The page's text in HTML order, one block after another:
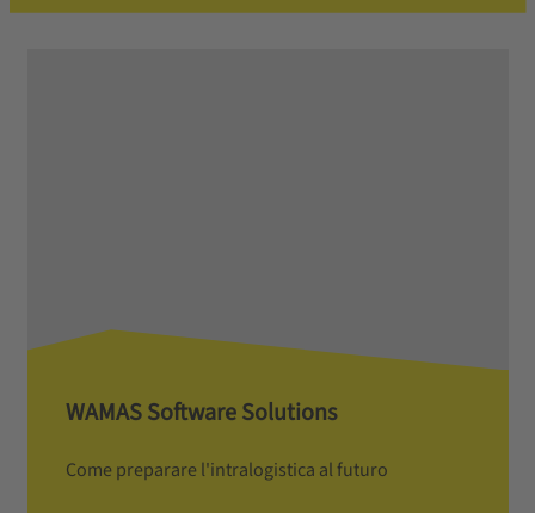
WAMAS Software Solutions
Come preparare l'intralogistica al futuro